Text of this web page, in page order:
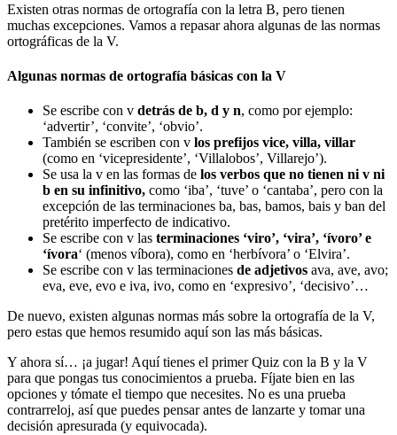
Existen otras normas de ortografía con la letra B, pero tienen
muchas excepciones. Vamos a repasar ahora algunas de las normas
ortográficas de la V.
Algunas normas de ortografía básicas con la V
Se escribe con v detrás de b, d y n, como por ejemplo:
‘advertir’, ‘convite’, ‘obvio’.
También se escriben con v los prefijos vice, villa, villar
(como en ‘vicepresidente’, ‘Villalobos’, Villarejo’).
Se usa la v en las formas de los verbos que no tienen ni v ni
b en su infinitivo, como ‘iba’, ‘tuve’ o ‘cantaba’, pero con la
excepción de las terminaciones ba, bas, bamos, bais y ban del
pretérito imperfecto de indicativo.
Se escribe con v las terminaciones ‘viro’, ‘vira’, ‘ívoro’ e
‘ívora‘ (menos víbora), como en ‘herbívora’ o ‘Elvira’.
Se escribe con v las terminaciones de adjetivos ava, ave, avo;
eva, eve, evo e iva, ivo, como en ‘expresivo’, ‘decisivo’…
De nuevo, existen algunas normas más sobre la ortografía de la V,
pero estas que hemos resumido aquí son las más básicas.
Y ahora sí… ¡a jugar! Aquí tienes el primer Quiz con la B y la V
para que pongas tus conocimientos a prueba. Fíjate bien en las
opciones y tómate el tiempo que necesites. No es una prueba
contrarreloj, así que puedes pensar antes de lanzarte y tomar una
decisión apresurada (y equivocada).